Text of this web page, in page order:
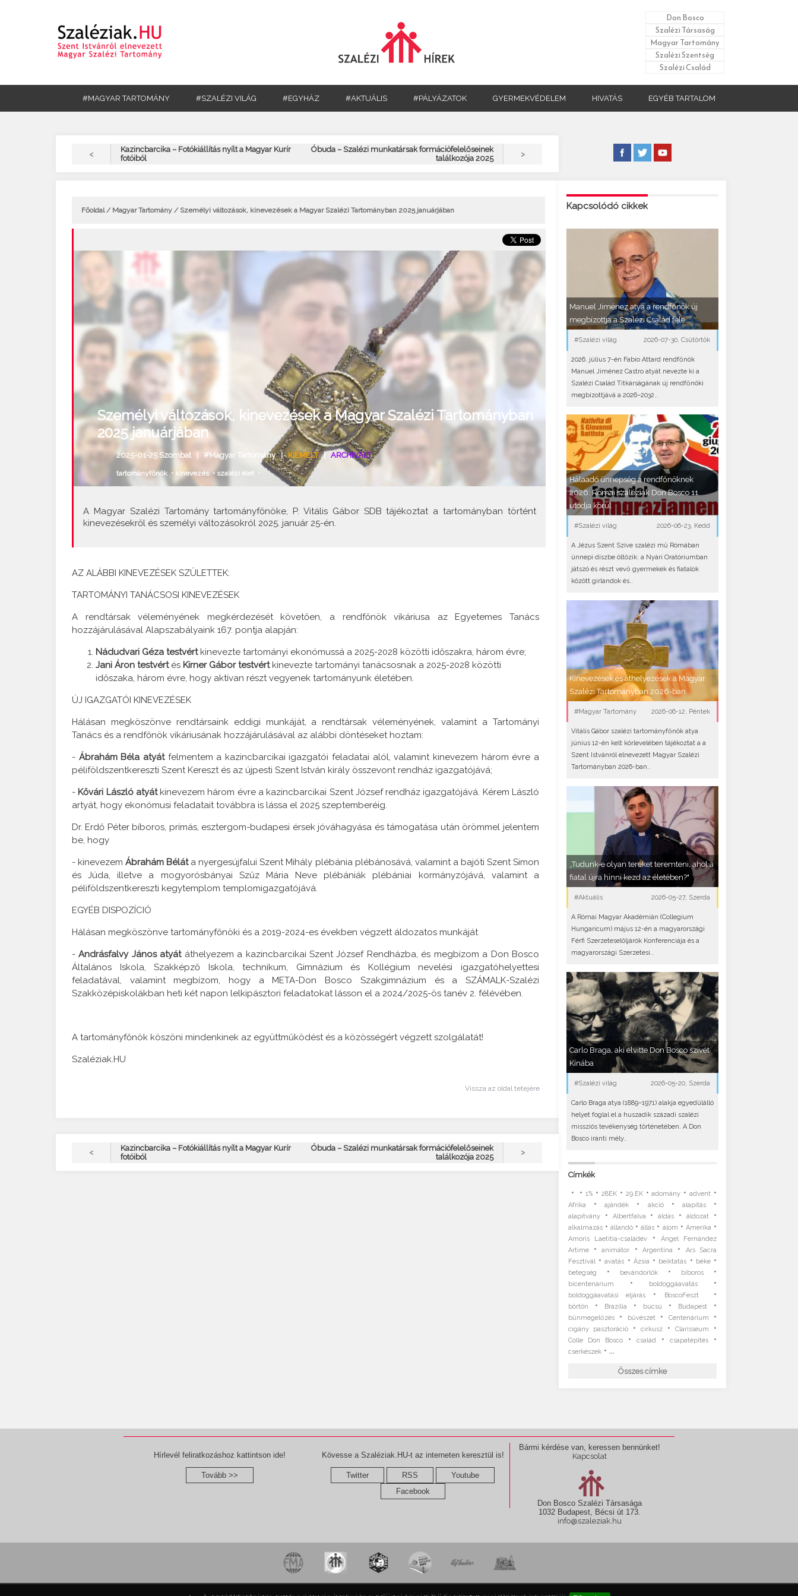
Don Bosco
Szalézi Társaság
Magyar Tartomány
Szalézi Szentség
Szalézi Család
#MAGYAR TARTOMÁNY #SZALÉZI VILÁG #EGYHÁZ #AKTUÁLIS #PÁLYÁZATOK GYERMEKVÉDELEM HIVATÁS EGYÉB TARTALOM
<
Kazincbarcika – Fotókiállítás nyílt a Magyar Kurír
fotóiból
Óbuda – Szalézi munkatársak formációfelelőseinek
találkozója 2025
>
Főoldal/ Magyar Tartomány / Személyi változások, kinevezések a Magyar Szalézi Tartományban 2025 januárjában
Személyi változások, kinevezések a Magyar Szalézi Tartományban
2025 januárjában
2025-01-25 Szombat | #Magyar Tartomány| KIEMELT| ARCHIVÁLT
tartományfőnök• kinevezés• szalézi élet •
A Magyar Szalézi Tartomány tartományfőnöke, P. Vitális Gábor SDB tájékoztat a tartományban történt
kinevezésekről és személyi változásokról 2025. január 25-én.
AZ ALÁBBI KINEVEZÉSEK SZÜLETTEK:
TARTOMÁNYI TANÁCSOSI KINEVEZÉSEK
A rendtársak véleményének megkérdezését követően, a rendfőnök vikáriusa az Egyetemes Tanács
hozzájárulásával Alapszabályaink 167. pontja alapján:
Nádudvari Géza testvértkinevezte tartományi ekonómussá a 2025-2028 közötti időszakra, három évre;
Jani Áron testvértés Kirner Gábor testvértkinevezte tartományi tanácsosnak a 2025-2028 közötti
időszaka, három évre, hogy aktívan részt vegyenek tartományunk életében.
ÚJ IGAZGATÓI KINEVEZÉSEK
Hálásan megköszönve rendtársaink eddigi munkáját, a rendtársak véleményének, valamint a Tartományi
Tanács és a rendfőnök vikáriusának hozzájárulásával az alábbi döntéseket hoztam:
- Ábrahám Béla atyátfelmentem a kazincbarcikai igazgatói feladatai alól, valamint kinevezem három évre a
péliföldszentkereszti Szent Kereszt és az újpesti Szent István király összevont rendház igazgatójává;
- Kővári László atyátkinevezem három évre a kazincbarcikai Szent József rendház igazgatójává. Kérem László
artyát, hogy ekonómusi feladatait továbbra is lássa el 2025 szeptemberéig.
Dr. Erdő Péter bíboros, prímás, esztergom-budapesi érsek jóváhagyása és támogatása után örömmel jelentem
be, hogy
- kinevezemÁbrahám Béláta nyergesújfalui Szent Mihály plébánia plébánosává, valamint a bajóti Szent Simon
és Júda, illetve a mogyorósbányai Szűz Mária Neve plébániák plébániai kormányzójává, valamint a
péliföldszentkereszti kegytemplom templomigazgatójává.
EGYÉB DISPOZÍCIÓ
Hálásan megköszönve tartományfőnöki és a 2019-2024-es években végzett áldozatos munkáját
-Andrásfalvy János atyátáthelyezem a kazincbarcikai Szent József Rendházba, és megbízom a Don Bosco
Általános Iskola, Szakképző Iskola, technikum, Gimnázium és Kollégium nevelési igazgatóhelyettesi
feladatával, valamint megbízom, hogy a META-Don Bosco Szakgimnázium és a SZÁMALK-Szalézi
Szakközépiskolákban heti két napon lelkipásztori feladatokat lásson el a 2024/2025-ös tanév 2. félévében.
A tartományfőnök köszöni mindenkinek az együttműködést és a közösségért végzett szolgálatát!
Szaléziak.HU
Vissza az oldal tetejére
Kapcsolódó cikkek
Manuel Jiménez atya a rendfőnök új
megbízottja a Szalézi Család felé
#Szalézi világ 2026-07-30, Csütörtök
2026. július 7-én Fabio Attard rendfőnök
Manuel Jiménez Castro atyát nevezte ki a
Szalézi Család Titkárságának új rendfőnöki
megbízottjává a 2026–2032..
Hálaadó ünnepség a rendfőnöknek
2026: Római szaléziak Don Bosco 11.
utódja körül
#Szalézi világ 2026-06-23, Kedd
A Jézus Szent Szíve szalézi mű Rómában
ünnepi díszbe öltözik: a Nyári Oratóriumban
játszó és részt vevő gyermekek és fiatalok
között girlandok és..
Kinevezések és áthelyezések a Magyar
Szalézi Tartományban 2026-ban
#Magyar Tartomány 2026-06-12, Péntek
Vitális Gábor szalézi tartományfőnök atya
június 12-én kelt körlevelében tájékoztat a a
Szent Istvánról elnevezett Magyar Szalézi
Tartományban 2026-ban..
„Tudunk-e olyan tereket teremteni, ahol a
fiatal újra hinni kezd az életében?"
#Aktuális 2026-05-27, Szerda
A Római Magyar Akadémián (Collegium
Hungaricum) május 12-én a magyarországi
Férfi Szerzeteselöljárók Konferenciája és a
magyarországi Szerzetesi..
Carlo Braga, aki elvitte Don Bosco szívét
Kínába
#Szalézi világ 2026-05-20, Szerda
Carlo Braga atya (1889–1971) alakja egyedülálló
helyet foglal el a huszadik századi szalézi
missziós tevékenység történetében. A Don
Bosco iránti mély..
Címkék
• •1% • 28EK • 29.EK•adomány •advent •
Afrika •ajándék • akció• alapítás•
alapítvány• Albertfalva •áldás •áldozat •
alkalmazás•állandó •állás • álom • Amerika •
Amoris Laetitia-családév•
Ángel Fernández
Artime•animátor •Argentína •
Ars Sacra
Fesztivál•avatás • Ázsia • beiktatás • béke•
betegség • bevándorlók• bíboros •
bicentenárium • boldoggáavatás•
boldoggáavatási eljárás • BoscoFeszt •
börtön • Brazília • búcsú • Budapest •
bűnmegelőzés• bűvészet• Centenárium •
cigány pasztoráció• cirkusz•Clarisseum •
Colle Don Bosco• család •csapatépítés •
cserkészek• ...
Összes címke
<
Kazincbarcika – Fotókiállítás nyílt a Magyar Kurír
fotóiból
Óbuda – Szalézi munkatársak formációfelelőseinek
találkozója 2025
>
Hírlevél feliratkozáshoz kattintson ide!
Tovább >>
Kövesse a Szaléziak.HU-t az interneten keresztül is!
Twitter RSS
Youtube
Facebook
Bármi kérdése van, keressen bennünket!
Kapcsolat
Don Bosco Szalézi Társasága
1032 Budapest, Bécsi út 173.
info@szaleziak.hu